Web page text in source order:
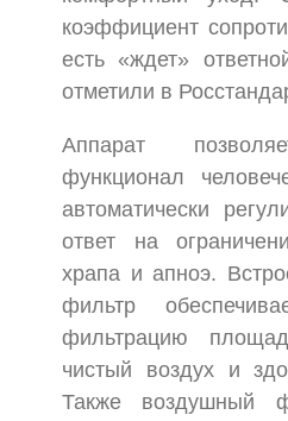
коэффициент
есть «ждет»
отметили в
Аппарат
функционал
автоматически
ответ на
храпа и апноэ.
фильтр
фильтрацию
чистый воздух и
Также воздушный